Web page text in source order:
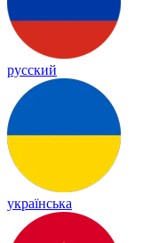
русский
українська